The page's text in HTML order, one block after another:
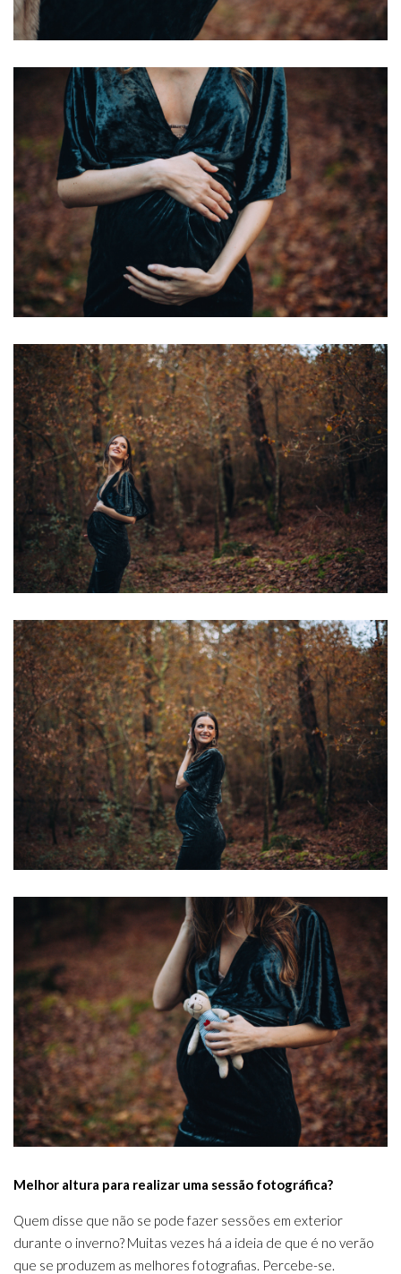
Melhor altura para realizar uma sessão fotográfica?
Quem disse que não se pode fazer sessões em exterior
durante o inverno? Muitas vezes há a ideia de que é no verão
que se produzem as melhores fotografias. Percebe-se.